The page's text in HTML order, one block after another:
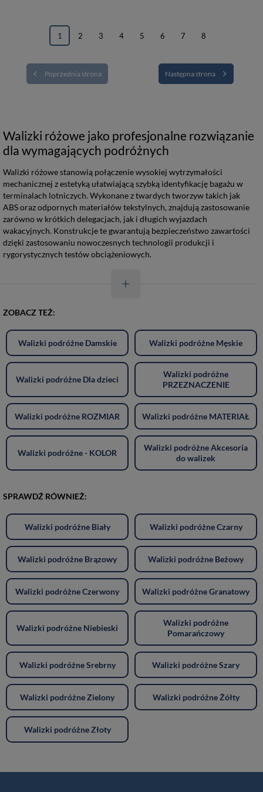
Poprzednia strona
1 2 3 4 5 6 7 8
Następna strona
Walizki różowe jako profesjonalne rozwiązanie
dla wymagających podróżnych
Walizki różowe stanowią połączenie wysokiej wytrzymałości
mechanicznej z estetyką ułatwiającą szybką identyfikację bagażu w
terminalach lotniczych. Wykonane z twardych tworzyw takich jak
ABS oraz odpornych materiałów tekstylnych, znajdują zastosowanie
zarówno w krótkich delegacjach, jak i długich wyjazdach
wakacyjnych. Konstrukcje te gwarantują bezpieczeństwo zawartości
dzięki zastosowaniu nowoczesnych technologii produkcji i
rygorystycznych testów obciążeniowych.
ZOBACZ TEŻ:
Walizki podróżne Damskie Walizki podróżne Męskie
Walizki podróżne Dla dzieci
Walizki podróżne
PRZEZNACZENIE
Walizki podróżne ROZMIAR Walizki podróżne MATERIAŁ
Walizki podróżne - KOLOR
Walizki podróżne Akcesoria
do walizek
SPRAWDŹ RÓWNIEŻ:
Walizki podróżne Biały Walizki podróżne Czarny
Walizki podróżne Brązowy Walizki podróżne Beżowy
Walizki podróżne Czerwony Walizki podróżne Granatowy
Walizki podróżne Niebieski
Walizki podróżne
Pomarańczowy
Walizki podróżne Srebrny Walizki podróżne Szary
Walizki podróżne Zielony Walizki podróżne Żółty
Walizki podróżne Złoty